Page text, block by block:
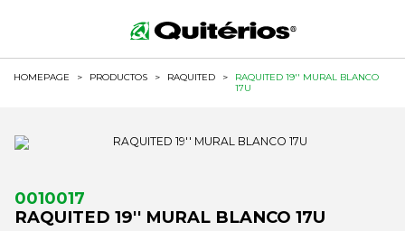
HOMEPAGE > PRODUCTOS > RAQUITED >
RAQUITED 19'' MURAL BLANCO
17U
0010017
RAQUITED 19'' MURAL BLANCO 17U